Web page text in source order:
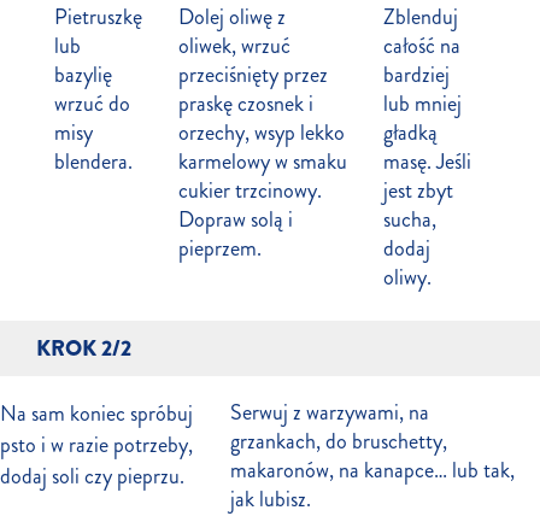
Pietruszkę
lub
bazylię
wrzuć do
misy
blendera.
Dolej oliwę z
oliwek, wrzuć
przeciśnięty przez
praskę czosnek i
orzechy, wsyp lekko
karmelowy w smaku
cukier trzcinowy.
Dopraw solą i
pieprzem.
Zblenduj
całość na
bardziej
lub mniej
gładką
masę. Jeśli
jest zbyt
sucha,
dodaj
oliwy.
KROK 2/2
Na sam koniec spróbuj
psto i w razie potrzeby,
dodaj soli czy pieprzu.
Serwuj z warzywami, na
grzankach, do bruschetty,
makaronów, na kanapce… lub tak,
jak lubisz.